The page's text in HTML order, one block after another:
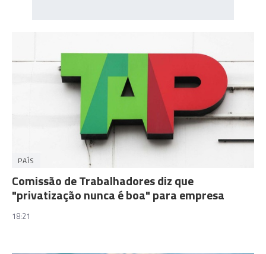
PAÍS
Comissão de Trabalhadores diz que
"privatização nunca é boa" para empresa
18:21